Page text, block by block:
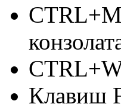
CTRL+M
Клавиш